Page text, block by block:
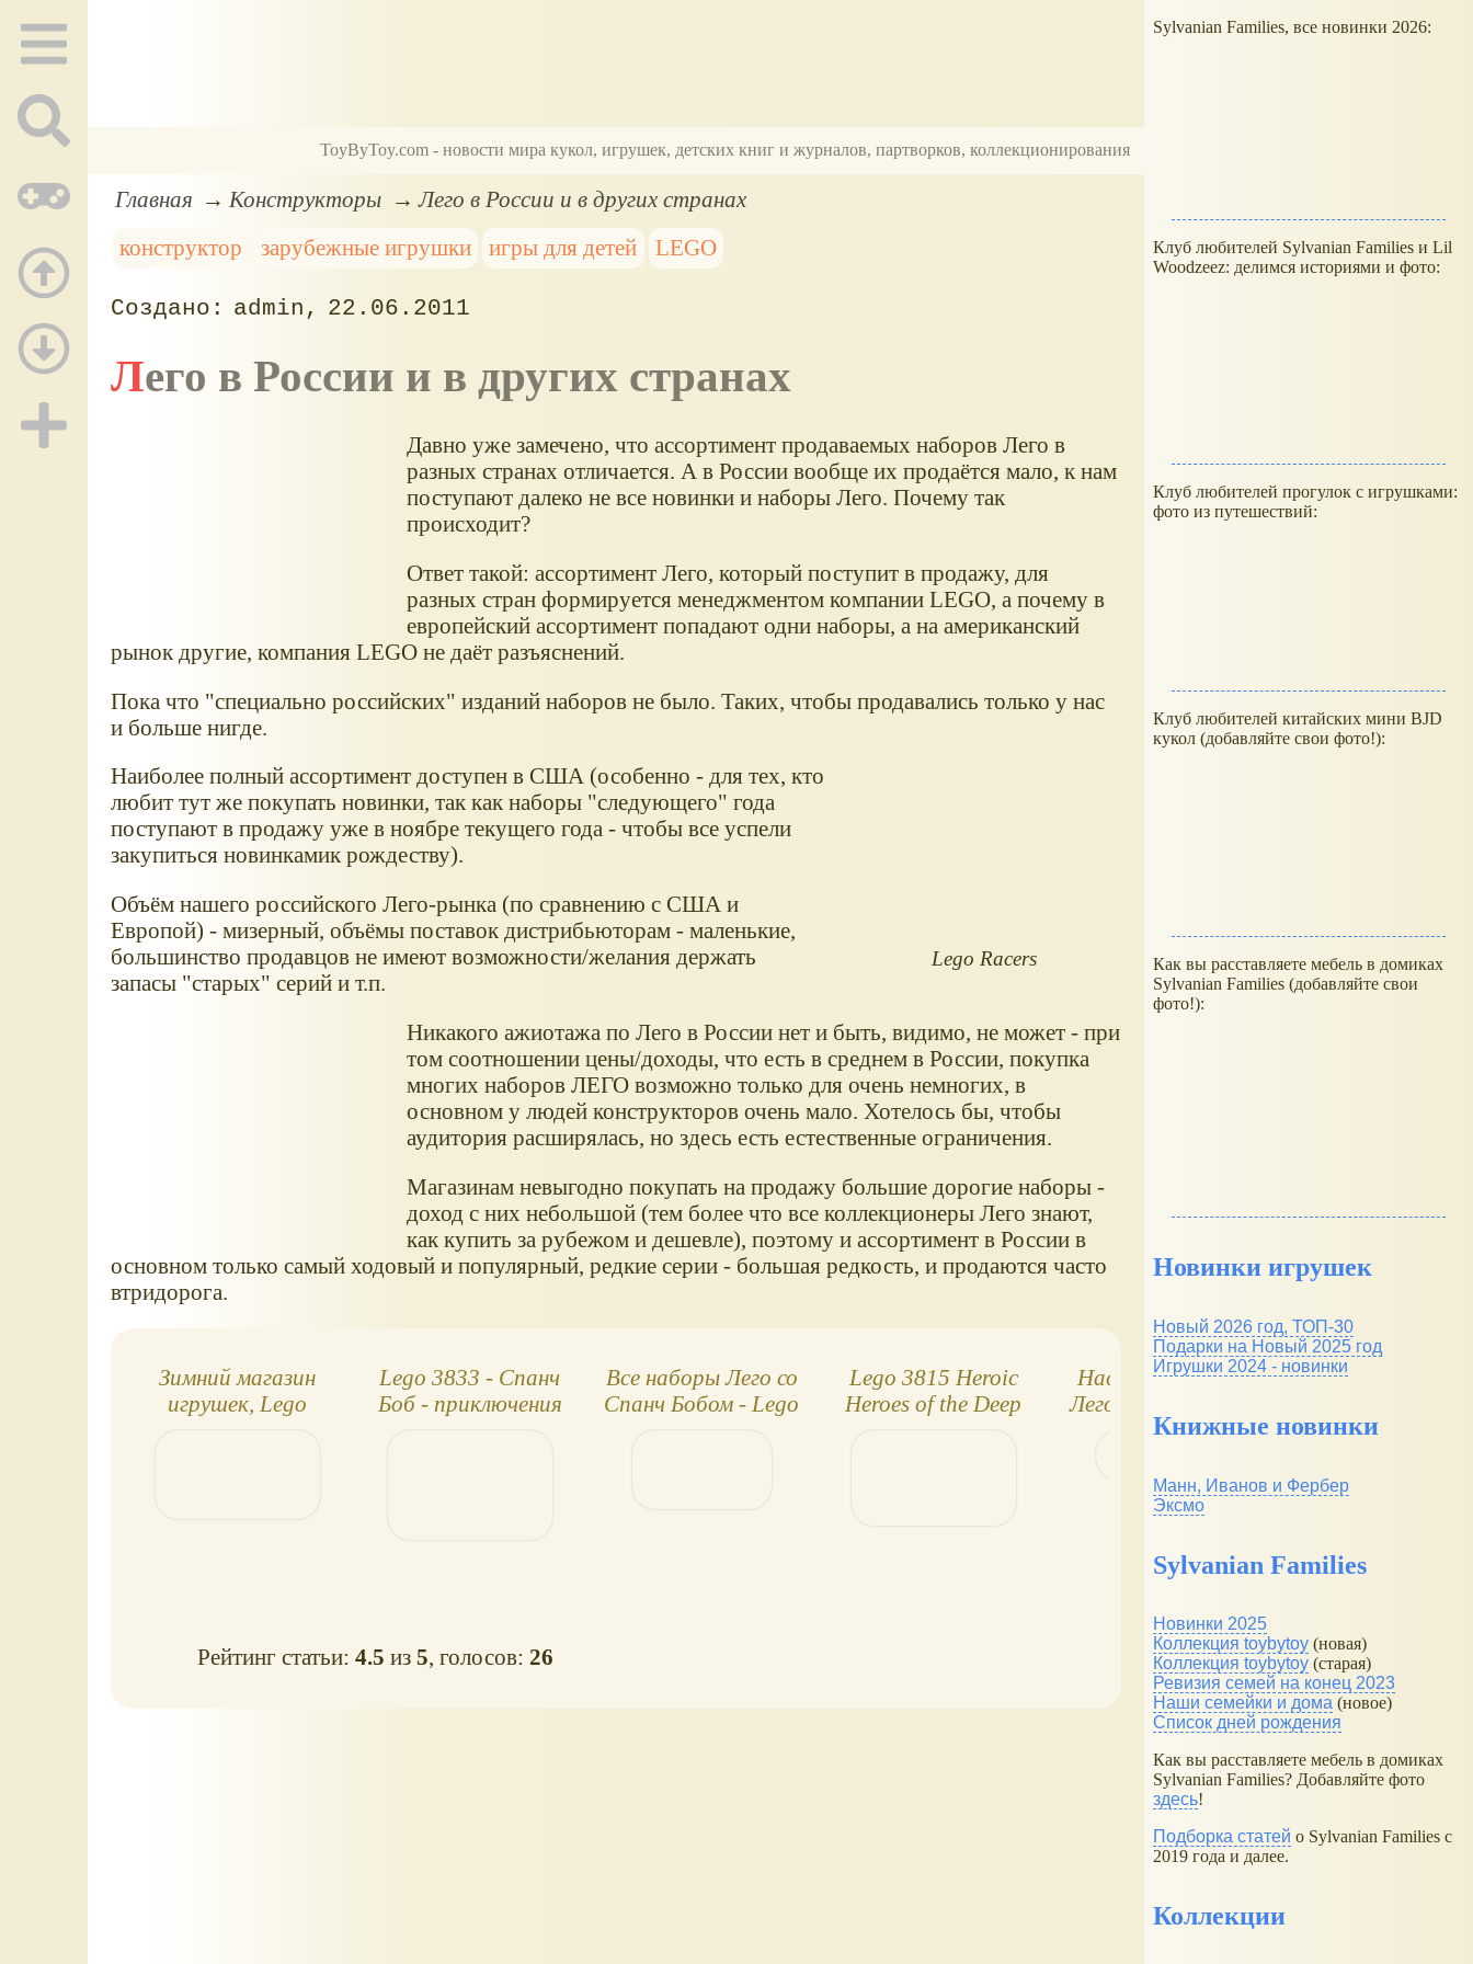
ToyByToy.com - новости мира кукол, игрушек, детских книг и журналов, партворков, коллекционирования
Главная Конструкторы
Лего в России и в других странах
конструктор
зарубежные игрушки игры для детей LEGO
admin 22.06.2011
Лего в России и в других странах
Давно уже замечено, что ассортимент продаваемых наборов Лего в
разных странах отличается. А в России вообще их продаётся мало, к нам
поступают далеко не все новинки и наборы Лего. Почему так
происходит?
Ответ такой: ассортимент Лего, который поступит в продажу, для
разных стран формируется менеджментом компании LEGO, а почему в
европейский ассортимент попадают одни наборы, а на американский
рынок другие, компания LEGO не даёт разъяснений.
Пока что "специально российских" изданий наборов не было. Таких, чтобы продавались только у нас
и больше нигде.
Lego Racers
Наиболее полный ассортимент доступен в США (особенно - для тех, кто
любит тут же покупать новинки, так как наборы "следующего" года
поступают в продажу уже в ноябре текущего года - чтобы все успели
закупиться новинкамик рождеству).
Объём нашего российского Лего-рынка (по сравнению с США и
Европой) - мизерный, объёмы поставок дистрибьюторам - маленькие,
большинство продавцов не имеют возможности/желания держать
запасы "старых" серий и т.п.
Никакого ажиотажа по Лего в России нет и быть, видимо, не может - при
том соотношении цены/доходы, что есть в среднем в России, покупка
многих наборов ЛЕГО возможно только для очень немногих, в
основном у людей конструкторов очень мало. Хотелось бы, чтобы
аудитория расширялась, но здесь есть естественные ограничения.
Магазинам невыгодно покупать на продажу большие дорогие наборы -
доход с них небольшой (тем более что все коллекционеры Лего знают,
как купить за рубежом и дешевле), поэтому и ассортимент в России в
основном только самый ходовый и популярный, редкие серии - большая редкость, и продаются часто
втридорога.
Зимний магазин
игрушек, Lego
Lego 3833 - Спанч
Боб - приключения
Все наборы Лего со
Спанч Бобом - Lego
Lego 3815 Heroic
Heroes of the Deep
Настольные игры
Лего. Shave a Sheep
Самые лучшие
Рейтинг статьи:4.5 из5, голосов:26
Sylvanian Families, все новинки 2026:
Клуб любителей Sylvanian Families и Lil
Woodzeez: делимся историями и фото:
Клуб любителей прогулок с игрушками:
фото из путешествий:
Клуб любителей китайских мини BJD
кукол (добавляйте свои фото!):
Как вы расставляете мебель в домиках
Sylvanian Families (добавляйте свои
фото!):
Новинки игрушек
Новый 2026 год, ТОП-30
Подарки на Новый 2025 год
Игрушки 2024 - новинки
Книжные новинки
Манн, Иванов и Фербер
Эксмо
Sylvanian Families
Новинки 2025
Коллекция toybytoy (новая)
Коллекция toybytoy (старая)
Ревизия семей на конец 2023
Наши семейки и дома (новое)
Список дней рождения
Как вы расставляете мебель в домиках
Sylvanian Families? Добавляйте фото
здесь!
Подборка статей о Sylvanian Families с
2019 года и далее.
Коллекции